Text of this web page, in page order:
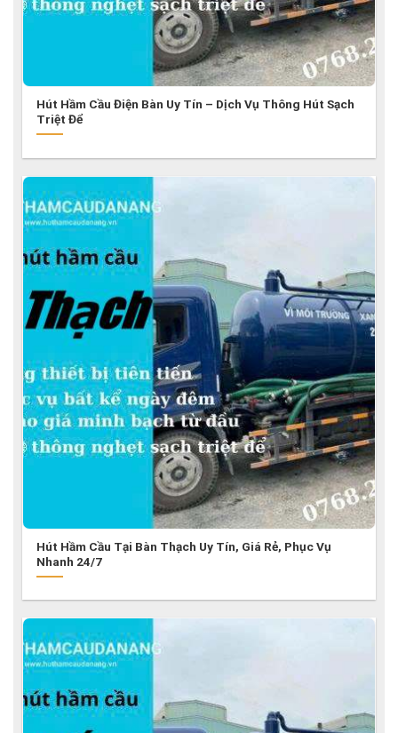
Hút Hầm Cầu Điện Bàn Uy Tín – Dịch Vụ Thông Hút Sạch
Triệt Để
Hút Hầm Cầu Tại Bàn Thạch Uy Tín, Giá Rẻ, Phục Vụ
Nhanh 24/7